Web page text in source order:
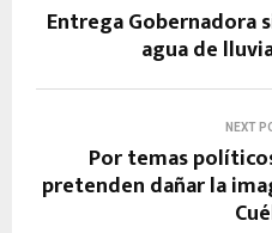
Entrega Gobernadora
agua de
NEXT
Por temas
pretenden dañar la